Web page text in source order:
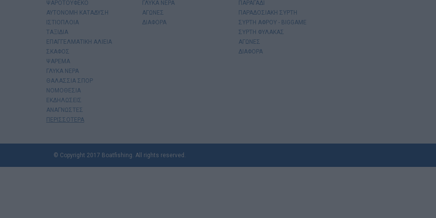
ΨΑΡΟΤΟΥΦΕΚΟ
ΑΥΤΟΝΟΜΗ ΚΑΤΑΔΥΣΗ
ΙΣΤΙΟΠΛΟΙΑ
ΤΑΞΙΔΙΑ
ΕΠΑΓΓΕΛΜΑΤΙΚΗ ΑΛΙΕΙΑ
ΣΚΑΦΟΣ
ΨΑΡΕΜΑ
ΓΛΥΚΑ ΝΕΡΑ
ΘΑΛΑΣΣΙΑ ΣΠΟΡ
ΝΟΜΟΘΕΣΙΑ
ΕΚΔΗΛΩΣΕΙΣ
ΑΝΑΓΝΩΣΤΕΣ
ΠΕΡΙΣΣΟΤΕΡΑ
ΓΛΥΚΑ ΝΕΡΑ
ΑΓΩΝΕΣ
ΔΙΑΦΟΡΑ
ΠΑΡΑΓΑΔΙ
ΠΑΡΑΔΟΣΙΑΚΗ ΣΥΡΤΗ
ΣΥΡΤΗ ΑΦΡΟΥ - BIGGAME
ΣΥΡΤΗ ΦΥΛΑΚΑΣ
ΑΓΩΝΕΣ
ΔΙΑΦΟΡΑ
© Copyright 2017 Boatfishing. All rights reserved.